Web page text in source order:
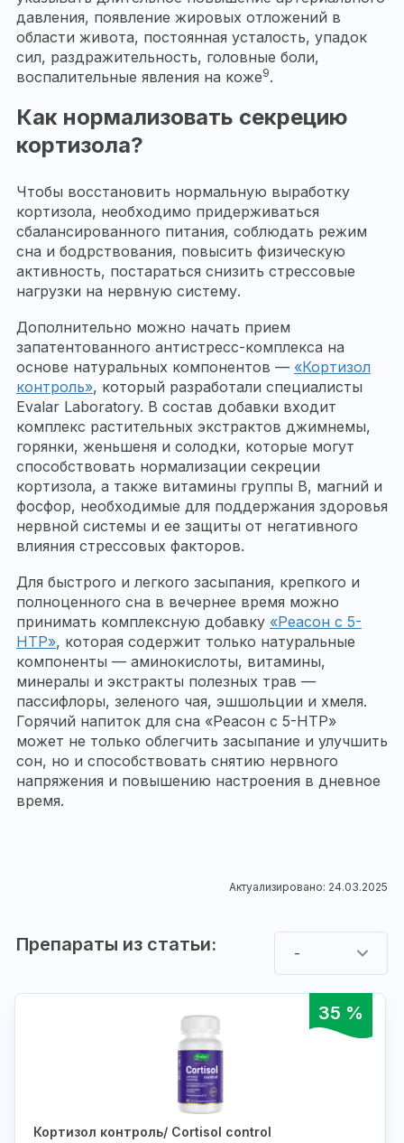
давления, появление жировых отложений в
области живота, постоянная усталость, упадок
сил, раздражительность, головные боли,
воспалительные явления на коже9.
Как нормализовать секрецию
кортизола?
Чтобы восстановить нормальную выработку
кортизола, необходимо придерживаться
сбалансированного питания, соблюдать режим
сна и бодрствования, повысить физическую
активность, постараться снизить стрессовые
нагрузки на нервную систему.
Дополнительно можно начать прием
запатентованного антистресс-комплекса на
основе натуральных компонентов — «Кортизол
контроль», который разработали специалисты
Evalar Laboratory. В состав добавки входит
комплекс растительных экстрактов джимнемы,
горянки, женьшеня и солодки, которые могут
способствовать нормализации секреции
кортизола, а также витамины группы B, магний и
фосфор, необходимые для поддержания здоровья
нервной системы и ее защиты от негативного
влияния стрессовых факторов.
Для быстрого и легкого засыпания, крепкого и
полноценного сна в вечернее время можно
принимать комплексную добавку «Реасон с 5-
HTP», которая содержит только натуральные
компоненты — аминокислоты, витамины,
минералы и экстракты полезных трав —
пассифлоры, зеленого чая, эшшольции и хмеля.
Горячий напиток для сна «Реасон с 5-HTP»
может не только облегчить засыпание и улучшить
сон, но и способствовать снятию нервного
напряжения и повышению настроения в дневное
время.
Актуализировано: 24.03.2025
Препараты из статьи: -
35 %
Кортизол контроль/ Cortisol control